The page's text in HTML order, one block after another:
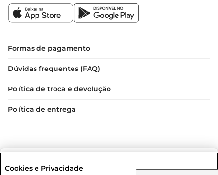
Formas de pagamento
Dúvidas frequentes (FAQ)
Política de troca e devolução
Política de entrega
Cookies e Privacidade